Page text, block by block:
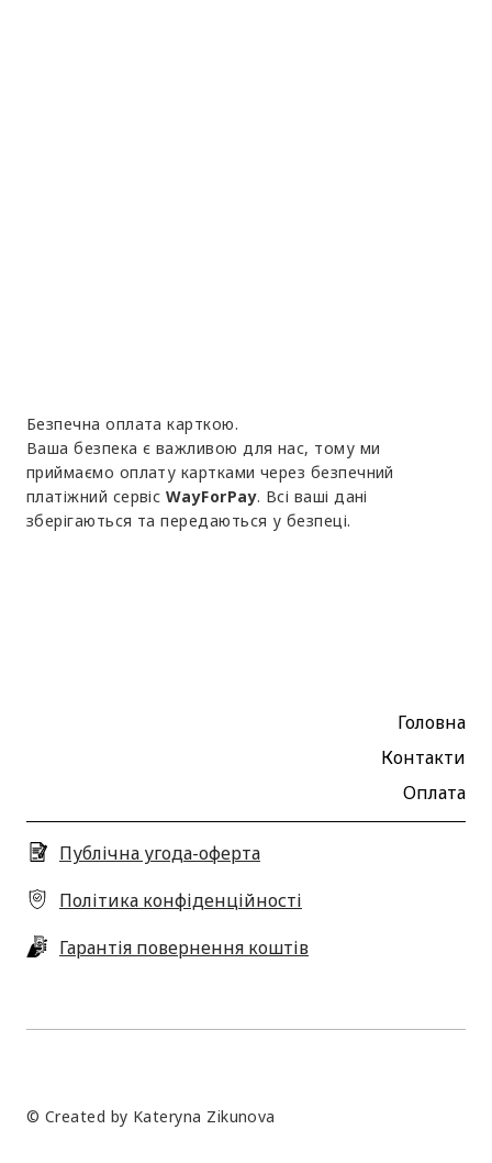
Безпечна оплата карткою.
Ваша безпека є важливою для нас, тому ми
приймаємо оплату картками через безпечний
платіжний сервіс WayForPay. Всі ваші дані
зберігаються та передаються у безпеці.
Головна
Контакти
Оплата
Публічна угода-оферта
Політика конфіденційності
Гарантія повернення коштів
© Created by Kateryna Zikunova